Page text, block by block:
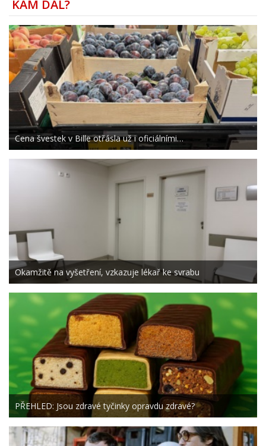
KAM DÁL?
Cena švestek v Bille otřásla už i oficiálními…
Okamžitě na vyšetření, vzkazuje lékař ke svrabu
PŘEHLED: Jsou zdravé tyčinky opravdu zdravé?